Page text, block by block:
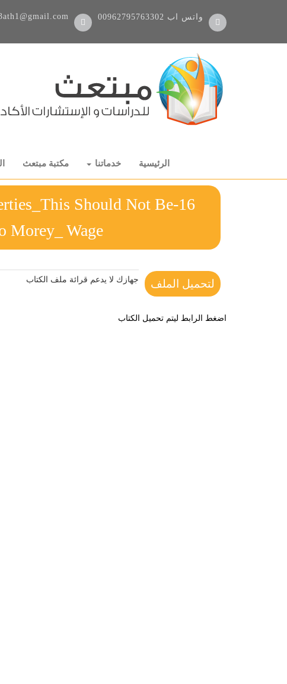
00962795763302 واتس اب
الرئيسية خدماتنا مكتبة مبتعث
Should Not Be
Morey_ Wage
لتحميل الملف جهازك لا يدعم قرائة ملف الكتاب
اضغط الرابط ليتم تحميل الكتاب